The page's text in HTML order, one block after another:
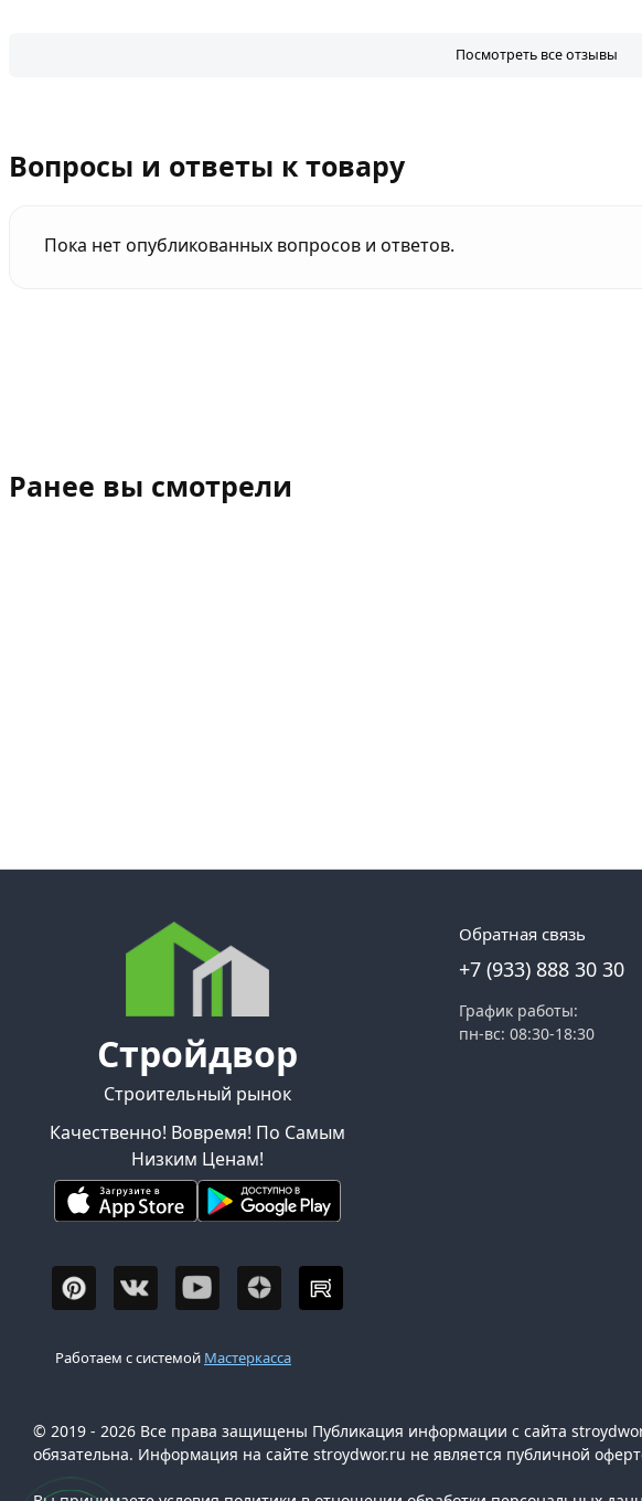
Посмотреть все отзывы
Вопросы и ответы к товару
Пока нет опубликованных вопросов и ответов.
Ранее вы смотрели
Стройдвор
Строительный рынок
Качественно! Вовремя! По Самым
Низким Ценам!
Обратная связь
+7 (933) 888 30 30
График работы:
пн-вс: 08:30-18:30
Работаем с системой Мастеркасса
© 2019 - 2026 Все права защищены Публикация информации с сайта
обязательна. Информация на сайте stroydwor.ru не является публичной